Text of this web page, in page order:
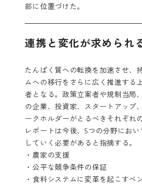
部に位置づけた。
連携と変化が求められ
たんぱく質への転換を加速させ、
ムへの移行をさらに広く推進する
者となる。政策立案者や規制当局
の企業、投資家、スタートアップ
ークホルダーがとるべきそれぞれ
レポートは今後、5つの分野にお
していく必要があると指摘する。
・農家の支援
・公平な競争条件の保証
・食料システムに変革を起こすベ